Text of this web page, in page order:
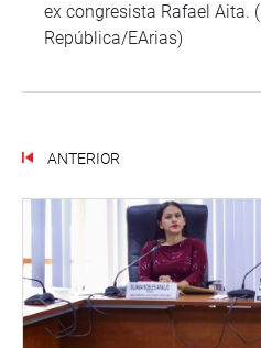
ex congresista Rafael Aita.
República/EArias)
ANTERIOR